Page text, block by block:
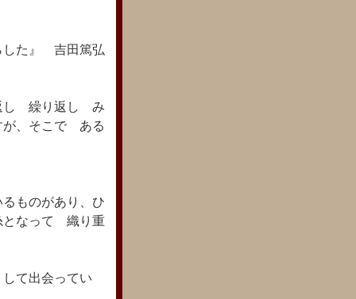
した』 吉田篤弘
し 繰り返し み
が、そこで ある
ものがあり、ひ
なって 織り重
て出会ってい